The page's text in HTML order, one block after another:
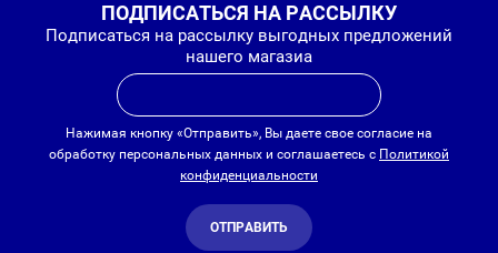
ПОДПИСАТЬСЯ НА РАССЫЛКУ
Подписаться на рассылку выгодных предложений
нашего магазиа
Нажимая кнопку «Отправить», Вы даете свое согласие на
обработку персональных данных и соглашаетесь с Политикой
конфиденциальности
ОТПРАВИТЬ